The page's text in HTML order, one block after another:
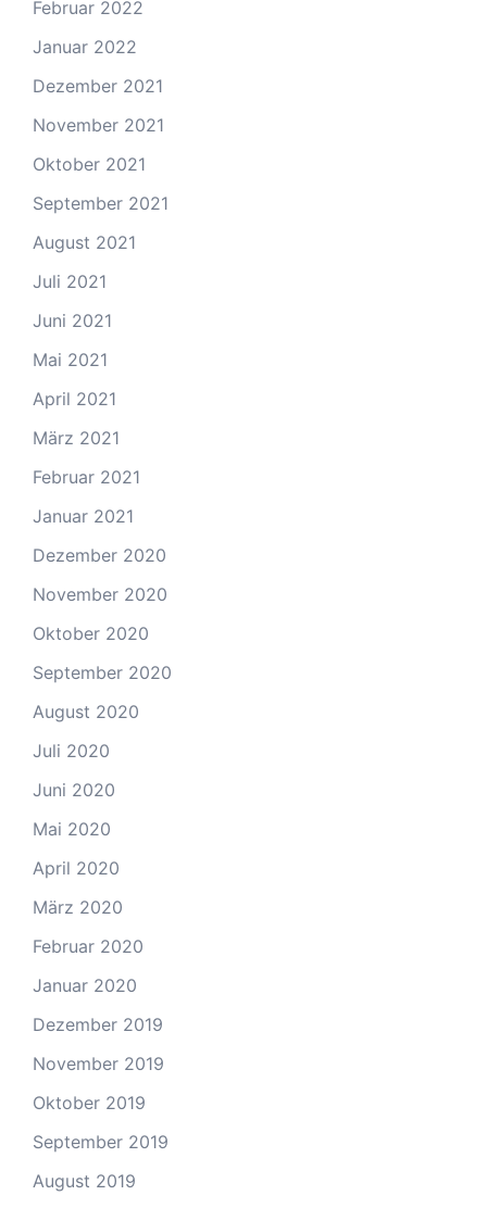
Februar 2022
Januar 2022
Dezember 2021
November 2021
Oktober 2021
September 2021
August 2021
Juli 2021
Juni 2021
Mai 2021
April 2021
März 2021
Februar 2021
Januar 2021
Dezember 2020
November 2020
Oktober 2020
September 2020
August 2020
Juli 2020
Juni 2020
Mai 2020
April 2020
März 2020
Februar 2020
Januar 2020
Dezember 2019
November 2019
Oktober 2019
September 2019
August 2019